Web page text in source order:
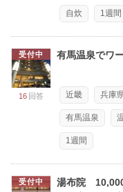
自炊 1週間
受付中
16 回答
有馬温泉でワ
近畿 兵庫
有馬温泉
1週間
受付中
湯布院